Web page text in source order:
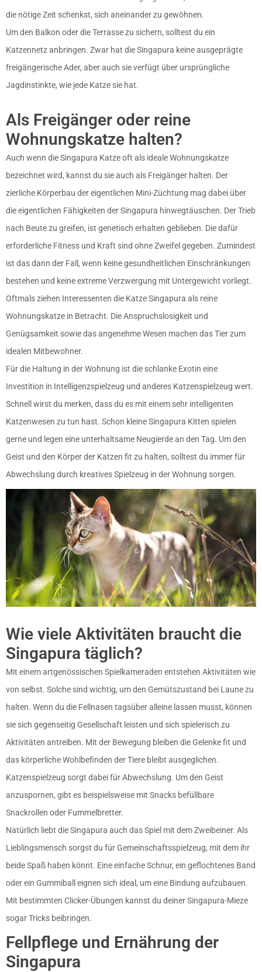
die nötige Zeit schenkst, sich aneinander zu gewöhnen.
Um den Balkon oder die Terrasse zu sichern, solltest du ein
Katzennetz anbringen. Zwar hat die Singapura keine ausgeprägte
freigängerische Ader, aber auch sie verfügt über ursprüngliche
Jagdinstinkte, wie jede Katze sie hat.
Als Freigänger oder reine
Wohnungskatze halten?
Auch wenn die Singapura Katze oft als ideale Wohnungskatze
bezeichnet wird, kannst du sie auch als Freigänger halten. Der
zierliche Körperbau der eigentlichen Mini-Züchtung mag dabei über
die eigentlichen Fähigkeiten der Singapura hinwegtäuschen. Der Trieb
nach Beute zu greifen, ist genetisch erhalten geblieben. Die dafür
erforderliche Fitness und Kraft sind ohne Zweifel gegeben. Zumindest
ist das dann der Fall, wenn keine gesundheitlichen Einschränkungen
bestehen und keine extreme Verzwergung mit Untergewicht vorliegt.
Oftmals ziehen Interessenten die Katze Singapura als reine
Wohnungskatze in Betracht. Die Anspruchslosigkeit und
Genügsamkeit sowie das angenehme Wesen machen das Tier zum
idealen Mitbewohner.
Für die Haltung in der Wohnung ist die schlanke Exotin eine
Investition in Intelligenzspielzeug und anderes Katzenspielzeug wert.
Schnell wirst du merken, dass du es mit einem sehr intelligenten
Katzenwesen zu tun hast. Schon kleine Singapura Kitten spielen
gerne und legen eine unterhaltsame Neugierde an den Tag. Um den
Geist und den Körper der Katzen fit zu halten, solltest du immer für
Abwechslung durch kreatives Spielzeug in der Wohnung sorgen.
Wie viele Aktivitäten braucht die
Singapura täglich?
Mit einem artgenössischen Spielkameraden entstehen Aktivitäten wie
von selbst. Solche sind wichtig, um den Gemütszustand bei Laune zu
halten. Wenn du die Fellnasen tagsüber alleine lassen musst, können
sie sich gegenseitig Gesellschaft leisten und sich spielerisch zu
Aktivitäten antreiben. Mit der Bewegung bleiben die Gelenke fit und
das körperliche Wohlbefinden der Tiere bleibt ausgeglichen.
Katzenspielzeug sorgt dabei für Abwechslung. Um den Geist
anzuspornen, gibt es beispielsweise mit Snacks befüllbare
Snackrollen oder Fummelbretter.
Natürlich liebt die Singapura auch das Spiel mit dem Zweibeiner. Als
Lieblingsmensch sorgst du für Gemeinschaftsspielzeug, mit dem ihr
beide Spaß haben könnt. Eine einfache Schnur, ein geflochtenes Band
oder ein Gummiball eignen sich ideal, um eine Bindung aufzubauen.
Mit bestimmten Clicker-Übungen kannst du deiner Singapura-Mieze
sogar Tricks beibringen.
Fellpflege und Ernährung der
Singapura